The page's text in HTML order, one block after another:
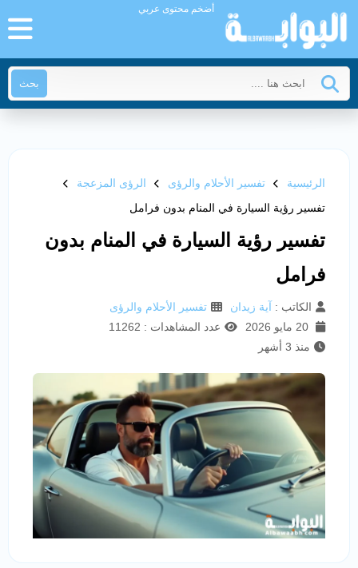
أضخم محتوى عربي
بحث
الرئيسية تفسير الأحلام والرؤى
الرؤى المزعجة
تفسير رؤية السيارة في المنام بدون فرامل
تفسير رؤية السيارة في المنام بدون
فرامل
الكاتب : آية زيدان
تفسير الأحلام والرؤى
عدد المشاهدات : 11262
منذ 3 أشهر